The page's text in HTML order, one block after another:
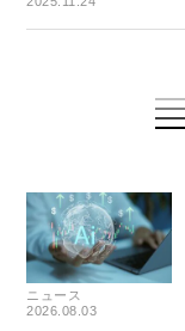
ニュース
2026.08.03